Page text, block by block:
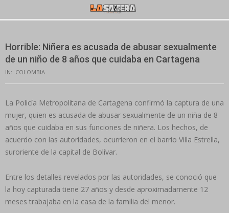
Horrible: Niñera es acusada de abusar sexualmente
de un niño de 8 años que cuidaba en Cartagena
IN: COLOMBIA
La Policía Metropolitana de Cartagena confirmó la captura de una
mujer, quien es acusada de abusar sexualmente de un niña de 8
años que cuidaba en sus funciones de niñera. Los hechos, de
acuerdo con las autoridades, ocurrieron en el barrio Villa Estrella,
suroriente de la capital de Bolívar.
Entre los detalles revelados por las autoridades, se conoció que
la hoy capturada tiene 27 años y desde aproximadamente 12
meses trabajaba en la casa de la familia del menor.